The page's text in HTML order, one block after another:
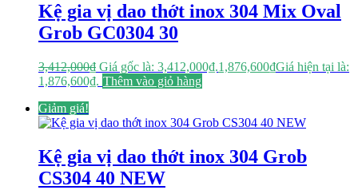
Kệ gia vị dao thớt inox 304 Mix Oval
Grob GC0304 30
3,412,000₫ Giá gốc là: 3,412,000₫.1,876,600₫Giá hiện tại là:
1,876,600₫. Thêm vào giỏ hàng
Giảm giá!
Kệ gia vị dao thớt inox 304 Grob
CS304 40 NEW